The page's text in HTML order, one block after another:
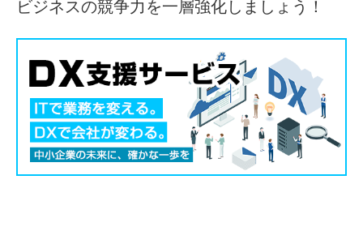
ビジネスの競争力を一層強化しましょう！